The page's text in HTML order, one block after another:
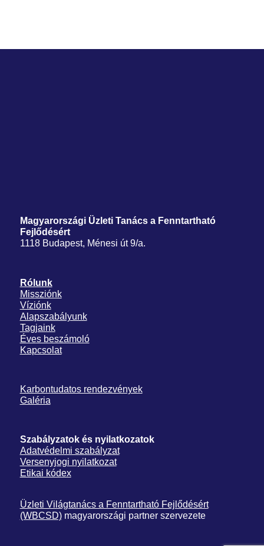
Magyarországi Üzleti Tanács a Fenntartható
Fejlődésért
1118 Budapest, Ménesi út 9/a.
Rólunk
Missziónk
Víziónk
Alapszabályunk
Tagjaink
Éves beszámoló
Kapcsolat
Karbontudatos rendezvények
Galéria
Szabályzatok és nyilatkozatok
Adatvédelmi szabályzat
Versenyjogi nyilatkozat
Etikai kódex
Üzleti Világtanács a Fenntartható Fejlődésért
(WBCSD)magyarországi partner szervezete